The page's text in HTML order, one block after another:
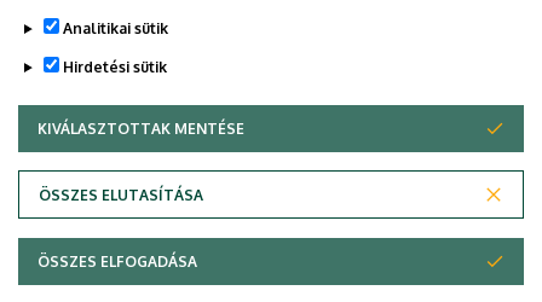
Adatvédelem
Szerzői jog © 2026 Unideb
Analitikai sütik
Hirdetési sütik
KIVÁLASZTOTTAK MENTÉSE
ÖSSZES ELUTASÍTÁSA
WITHDRAW CONSENT
ÖSSZES ELFOGADÁSA